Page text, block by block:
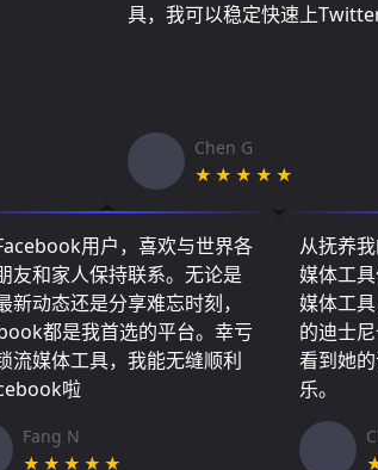
具，我可以稳定快速上Twitter
Chen G
★★★★★
用户，喜欢与世界各
友和家人保持联系。无论是
新动态还是分享难忘时刻，
都是我首选的平台。幸亏
流媒体工具，我能无缝顺利
啦
Fang N
★★★★★
从抚养
媒体工
媒体工
的迪士
看到她
乐。